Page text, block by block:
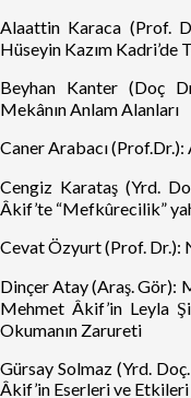
Alaattin Karaca (Prof.
Hüseyin Kazım Kadri’de
Beyhan Kanter (Doç
Mekânın Anlam Alanları
Caner Arabacı
Cengiz Karataş (Yrd.
Âkif’te “Mefkûrecilik”
Cevat Özyurt (Prof.
Dinçer Atay (Araş. Gör):
Mehmet Âkif’in Leyla
Okumanın Zarureti
Gürsay Solmaz (Yrd.
Âkif’in Eserleri ve Etkileri